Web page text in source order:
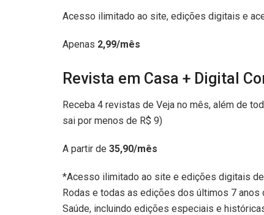
Acesso ilimitado ao site, edições digitais e
Apenas 2,99/mês
Revista em Casa + Digital
Receba 4 revistas de Veja no mês, além de
sai por menos de R$ 9)
A partir de 35,90/mês
*Acesso ilimitado ao site e edições digitais
Rodas e todas as edições dos últimos 7 anos
Saúde, incluindo edições especiais e